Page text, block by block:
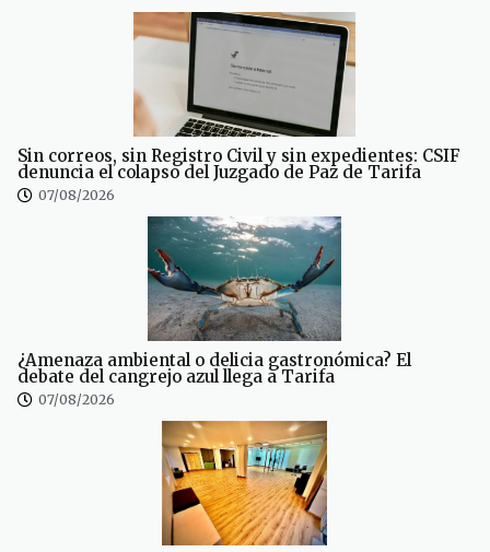
Sin correos, sin Registro Civil y sin expedientes: CSIF
denuncia el colapso del Juzgado de Paz de Tarifa
07/08/2026
¿Amenaza ambiental o delicia gastronómica? El
debate del cangrejo azul llega a Tarifa
07/08/2026